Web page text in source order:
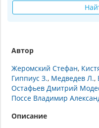
Автор
Жеромский Стефан
Гиппиус З. Медведев Л.
Остафьев Дмитрий
Поссе Владимир
Описание